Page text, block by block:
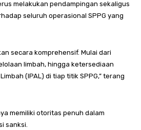
melakukan pendampingan sekaligus
seluruh operasional SPPG yang
secara komprehensif. Mulai dari
limbah, hingga ketersediaan
(IPAL) di tiap titik SPPG,” terang
memiliki otoritas penuh dalam
sanksi.